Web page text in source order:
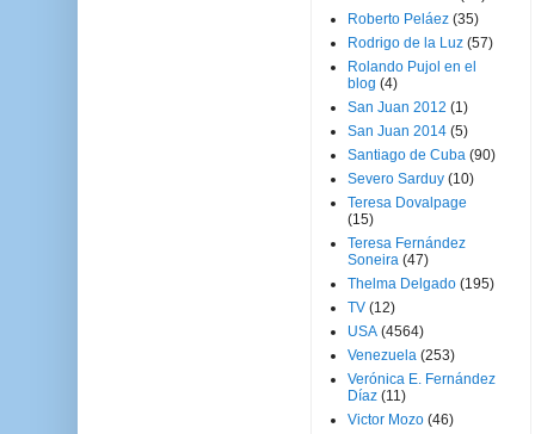
Roberto Peláez (35)
Rodrigo de la Luz (57)
Rolando Pujol en el
blog (4)
San Juan 2012 (1)
San Juan 2014 (5)
Santiago de Cuba (90)
Severo Sarduy (10)
Teresa Dovalpage
(15)
Teresa Fernández
Soneira (47)
Thelma Delgado (195)
TV (12)
USA (4564)
Venezuela (253)
Verónica E. Fernández
Díaz (11)
Victor Mozo (46)